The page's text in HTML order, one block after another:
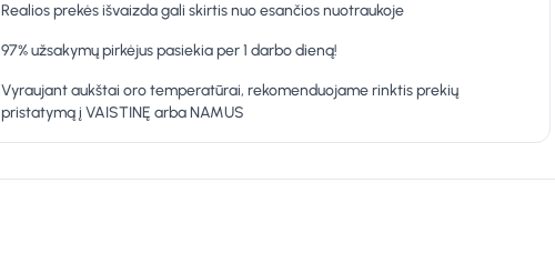
Realios prekės išvaizda gali skirtis nuo esančios nuotraukoje
97% užsakymų pirkėjus pasiekia per 1 darbo dieną!
Vyraujant aukštai oro temperatūrai, rekomenduojame rinktis prekių
pristatymą į VAISTINĘ arba NAMUS